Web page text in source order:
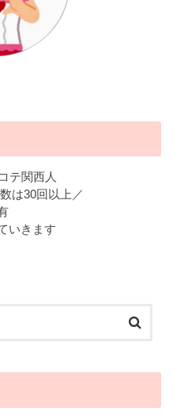
テ関西人
は30回以上／
いきます